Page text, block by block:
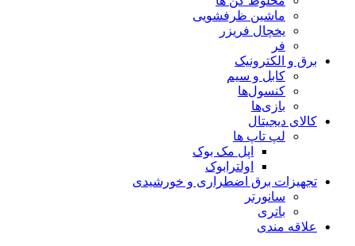
ماشین ظرفشویی
یخچال فریزر
فر
برق و الکترونیک
کابل و سیم
کنسول‌ها
بازی‌ها
کالای دیجیتال
لپ تاپ ها
اپل مک بوک
اولترابوک
تجهیزات برق اضطراری و خورشیدی
سانورتر
باتری
علاقه مندی